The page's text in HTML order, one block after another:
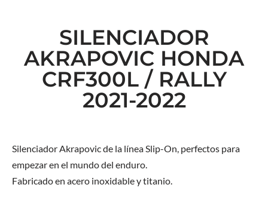
SILENCIADOR
AKRAPOVIC HONDA
CRF300L / RALLY
2021-2022
Silenciador Akrapovic de la línea Slip-On, perfectos para
empezar en el mundo del enduro.
Fabricado en acero inoxidable y titanio.